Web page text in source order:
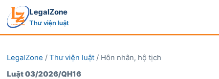
LegalZone
Thư viện luật
LegalZone / Thư viện luật / Hôn nhân, hộ tịch
Luật 03/2026/QH16